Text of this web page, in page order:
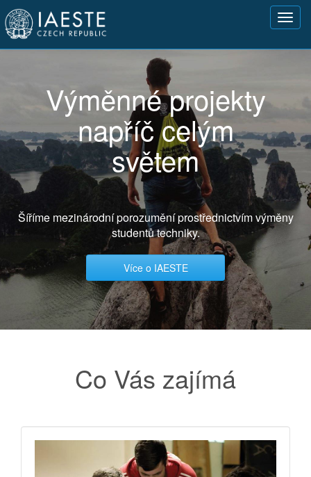
Přejít
hlavnímu
obsahu
Výměnné projekty
napříč celým
světem
Šíříme mezinárodní porozumění prostřednictvím výměny
studentů techniky.
Více o IAESTE
Co Vás zajímá